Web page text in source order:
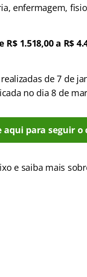
enfermagem,
1.518,00 a R$
de 7 de
no dia 8 de
aqui para seguir o
e saiba mais